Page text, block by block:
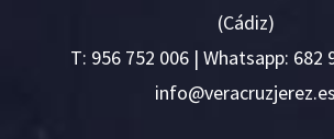
(Cádiz)
T: 956 752 006 | Whatsapp: 682
se.ze
rejzu
rcare
v@ofn
i